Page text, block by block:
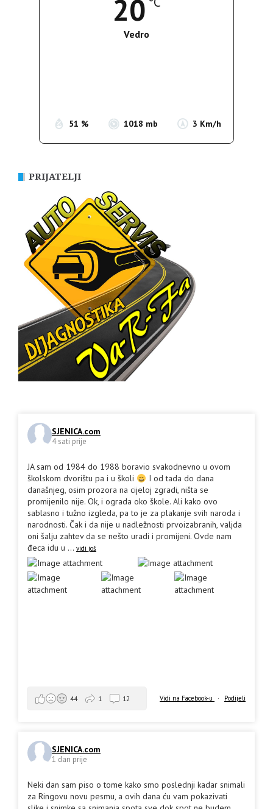
20
Vedro
51 % 1018 mb 3 Km/h
PRIJATELJI
SJENICA.com
4 sati prije
JA sam od 1984 do 1988 boravio svakodnevno u ovom
školskom dvorištu pa i u školi
I od tada do dana
današnjeg, osim prozora na cijeloj zgradi, ništa se
promijenilo nije. Ok, i ograda oko škole. Ali kako ovo
sablasno i tužno izgleda, pa to je za plakanje svih naroda i
narodnosti. Čak i da nije u nadležnosti prvoizabranih, valjda
oni šalju zahtev da se nešto uradi i promijeni. Ovde nam
đeca idu u ... vidi još
Vidi na Facebook-u · Podijeli
44 1 12
SJENICA.com
1 dan prije
Neki dan sam piso o tome kako smo poslednji kadar snimali
za Ringovu novu pesmu, a ovih dana ću vam pokazivati